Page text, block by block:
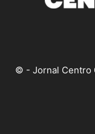
© - Jornal Centro